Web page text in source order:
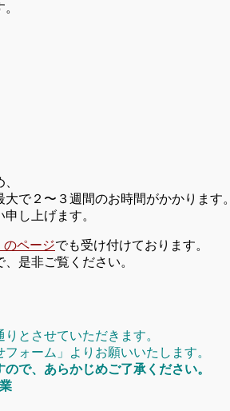
で２〜３週間のお時間がかかります。
し上げます。
のページでも受け付けております。
是非ご覧ください。
とさせていただきます。
ォーム」よりお願いいたします。
で、あらかじめご了承ください。